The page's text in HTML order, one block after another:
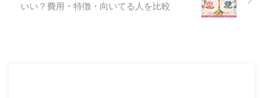
いい？費用・特徴・向いてる人を比較